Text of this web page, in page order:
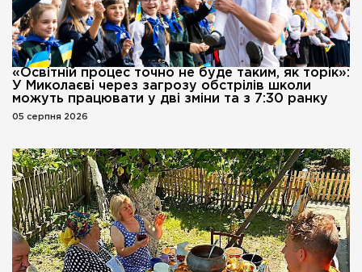
«Освітній процес точно не буде таким, як торік»:
У Миколаєві через загрозу обстрілів школи
можуть працювати у дві зміни та з 7:30 ранку
05 серпня 2026